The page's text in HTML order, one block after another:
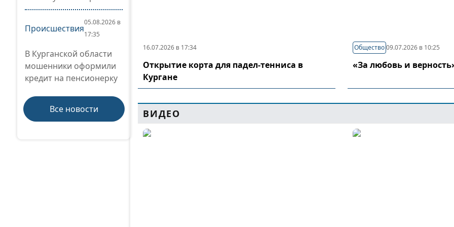
Происшествия
05.08.2026 в
17:35
В Курганской области
мошенники оформили
кредит на пенсионерку
Все новости
16.07.2026 в 17:34
Открытие корта для падел-тенниса в
Кургане
Общество 09.07.2026 в 10:25
«За любовь и
ВИДЕО